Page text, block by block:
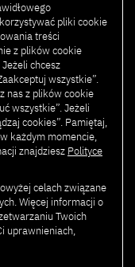
w
danych
danych
narusza
pliki cookie
treści
z plików cookie
chcesz
wszystkie”.
nas z plików cookie
wszystkie”. Jeżeli
cookies”. Pamiętaj,
każdym momencie,
znajdziesz Polityce
celach związane
Więcej informacji o
Twoich
uprawnieniach,